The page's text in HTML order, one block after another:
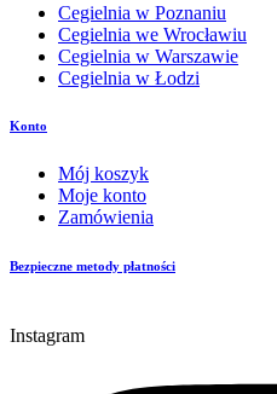
Cegielnia w Poznaniu
Cegielnia we Wrocławiu
Cegielnia w Warszawie
Cegielnia w Łodzi
Konto
Mój koszyk
Moje konto
Zamówienia
Bezpieczne metody płatności
Instagram